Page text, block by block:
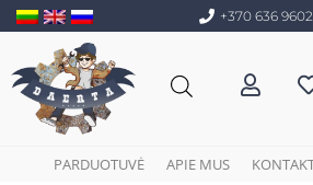
+370 636
PARDUOTUVĖ APIE MUS